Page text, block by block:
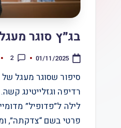
בג״ץ סוגר מעגל –
01/11/2025
2
סיפור שסוגר מעגל
רדיפה וגזלייטינג
לילה ל”פדופיל”
פרטי בשם “צדקתה”,